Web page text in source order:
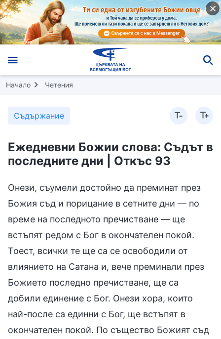
Начало Четения
Съдържание
Ежедневни Божии слова: Съдът в
последните дни | Откъс 93
Онези, съумели достойно да преминат през
Божия съд и порицание в сетните дни — по
време на последното пречистване — ще
встъпят редом с Бог в окончателен покой.
Тоест, всички те ще са се освободили от
влиянието на Сатана и, вече преминали през
Божието последно пречистване, ще са
добили единение с Бог. Онези хора, които
най-после са единни с Бог, ще встъпят в
окончателен покой. По същество Божият съд